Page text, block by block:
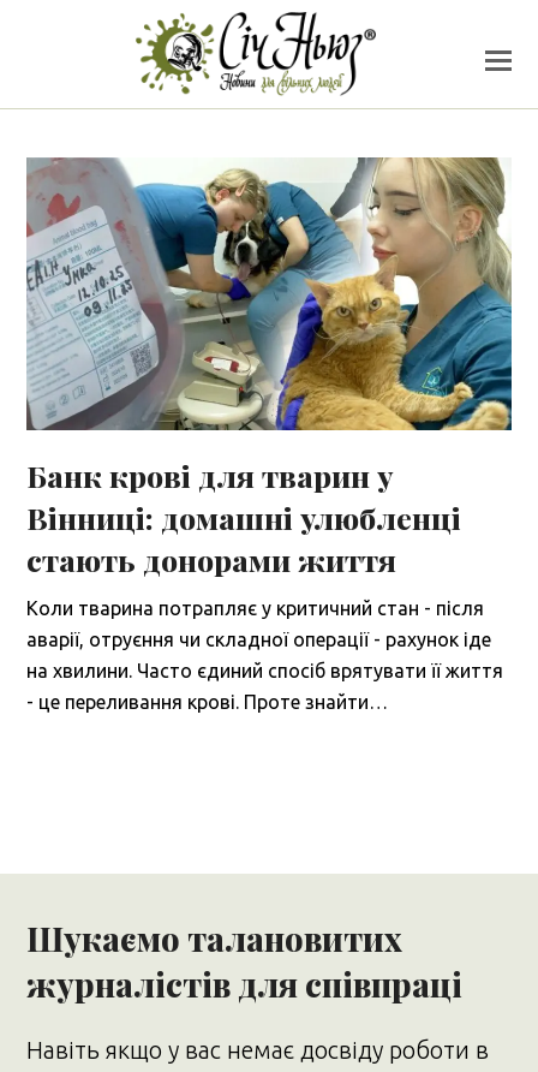
Банк крові для тварин у
Вінниці: домашні улюбленці
стають донорами життя
Коли тварина потрапляє у критичний стан - після
аварії, отруєння чи складної операції - рахунок іде
на хвилини. Часто єдиний спосіб врятувати її життя
- це переливання крові. Проте знайти…
Шукаємо талановитих
журналістів для співпраці
Навіть якщо у вас немає досвіду роботи в